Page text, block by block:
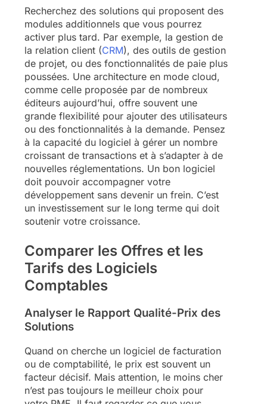
Recherchez des solutions qui proposent des
modules additionnels que vous pourrez
activer plus tard. Par exemple, la gestion de
la relation client (CRM), des outils de gestion
de projet, ou des fonctionnalités de paie plus
poussées. Une architecture en mode cloud,
comme celle proposée par de nombreux
éditeurs aujourd’hui, offre souvent une
grande flexibilité pour ajouter des utilisateurs
ou des fonctionnalités à la demande. Pensez
à la capacité du logiciel à gérer un nombre
croissant de transactions et à s’adapter à de
nouvelles réglementations. Un bon logiciel
doit pouvoir accompagner votre
développement sans devenir un frein. C’est
un investissement sur le long terme qui doit
soutenir votre croissance.
Comparer les Offres et les
Tarifs des Logiciels
Comptables
Analyser le Rapport Qualité-Prix des
Solutions
Quand on cherche un logiciel de facturation
ou de comptabilité, le prix est souvent un
facteur décisif. Mais attention, le moins cher
n’est pas toujours le meilleur choix pour